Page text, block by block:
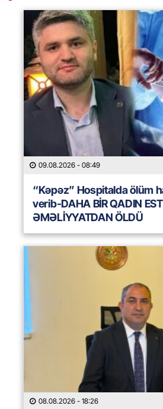
09.08.2026 - 08:49
“Kəpəz” Hospitalda ölüm
verib-DAHA BİR QADIN
ƏMƏLİYYATDAN ÖLDÜ
08.08.2026 - 18:26